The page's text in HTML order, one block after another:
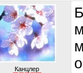
Канцлер